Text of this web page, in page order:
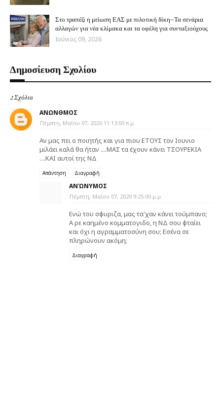
Στο τραπέζι η μείωση ΕΑΣ με πιλοτική δίκη–Τα σενάρια
αλλαγών για νέα κλίμακα και τα οφέλη για συνταξιούχους
Ιούνιος 09, 2026
Δημοσίευση Σχολίου
2 Σχόλια
ΑΝΩΝΘΜΟΣ
Πέμπτη, Μαΐου 07, 2020 11:13:00 π.μ.
Αν μας πει ο ποιητής και για πιου ΕΤΟΥΣ τον Ιουνιο
μιλάει καλά θα ήταν ....ΜΑΣ τα έχουν κάνει ΤΣΟΥΡΕΚΙΑ
....ΚΑΙ αυτοί της ΝΔ
Απάντηση Διαγραφή
ΑΝΏΝΥΜΟΣ
Πέμπτη, Μαΐου 07, 2020 9:25:00 μ.μ.
Ενώ του σφυριζα, μας τα'χαν κάνει τούμπανο;
Α ρε καημένο κομματογιδο, η ΝΔ σου φταίει
και όχι η αγραμματοσύνη σου; Εσένα σε
πληρώνουν ακόμη;
Διαγραφή